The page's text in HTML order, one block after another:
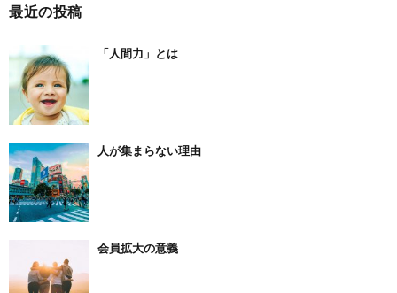
最近の投稿
「人間力」とは
人が集まらない理由
会員拡大の意義